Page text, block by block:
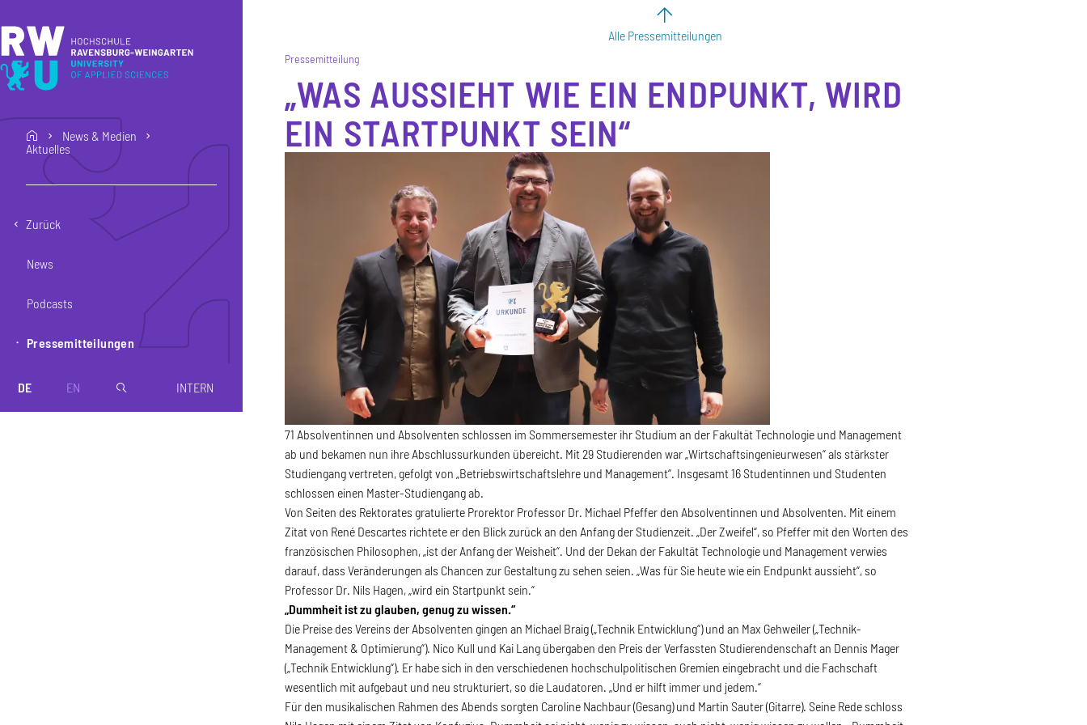
home
News & Medien
Aktuelles
Zurück
News
Podcasts
Pressemitteilungen
DE EN magnifier INTERN
Alle Pressemitteilungen
Pressemitteilung
„WAS AUSSIEHT WIE EIN ENDPUNKT, WIRD
EIN STARTPUNKT SEIN“
71 Absolventinnen und Absolventen schlossen im Sommersemester ihr Studium an der Fakultät Technologie und Management
ab und bekamen nun ihre Abschlussurkunden übereicht. Mit 29 Studierenden war „Wirtschaftsingenieurwesen“ als stärkster
Studiengang vertreten, gefolgt von „Betriebswirtschaftslehre und Management“. Insgesamt 16 Studentinnen und Studenten
schlossen einen Master-Studiengang ab.
Von Seiten des Rektorates gratulierte Prorektor Professor Dr. Michael Pfeffer den Absolventinnen und Absolventen. Mit einem
Zitat von René Descartes richtete er den Blick zurück an den Anfang der Studienzeit. „Der Zweifel“, so Pfeffer mit den Worten des
französischen Philosophen, „ist der Anfang der Weisheit“. Und der Dekan der Fakultät Technologie und Management verwies
darauf, dass Veränderungen als Chancen zur Gestaltung zu sehen seien. „Was für Sie heute wie ein Endpunkt aussieht“, so
Professor Dr. Nils Hagen, „wird ein Startpunkt sein.“
„Dummheit ist zu glauben, genug zu wissen.“
Die Preise des Vereins der Absolventen gingen an Michael Braig („Technik Entwicklung“) und an Max Gehweiler („Technik-
Management & Optimierung“). Nico Kull und Kai Lang übergaben den Preis der Verfassten Studierendenschaft an Dennis Mager
(„Technik Entwicklung“). Er habe sich in den verschiedenen hochschulpolitischen Gremien eingebracht und die Fachschaft
wesentlich mit aufgebaut und neu strukturiert, so die Laudatoren. „Und er hilft immer und jedem.“
Für den musikalischen Rahmen des Abends sorgten Caroline Nachbaur (Gesang) und Martin Sauter (Gitarre). Seine Rede schloss